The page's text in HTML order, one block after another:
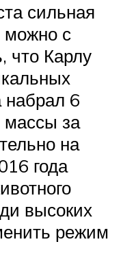
сильная
с
что Карлу
набрал 6
за
на
года
высоких
режим